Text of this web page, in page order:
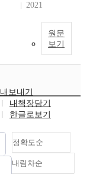
2021
원문
보기
내보내기
내책장담기
한글로보기
정확도순
정확도
내림차순